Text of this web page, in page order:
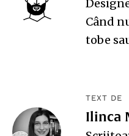
Când
tobe
TEXT DE
Ilinca